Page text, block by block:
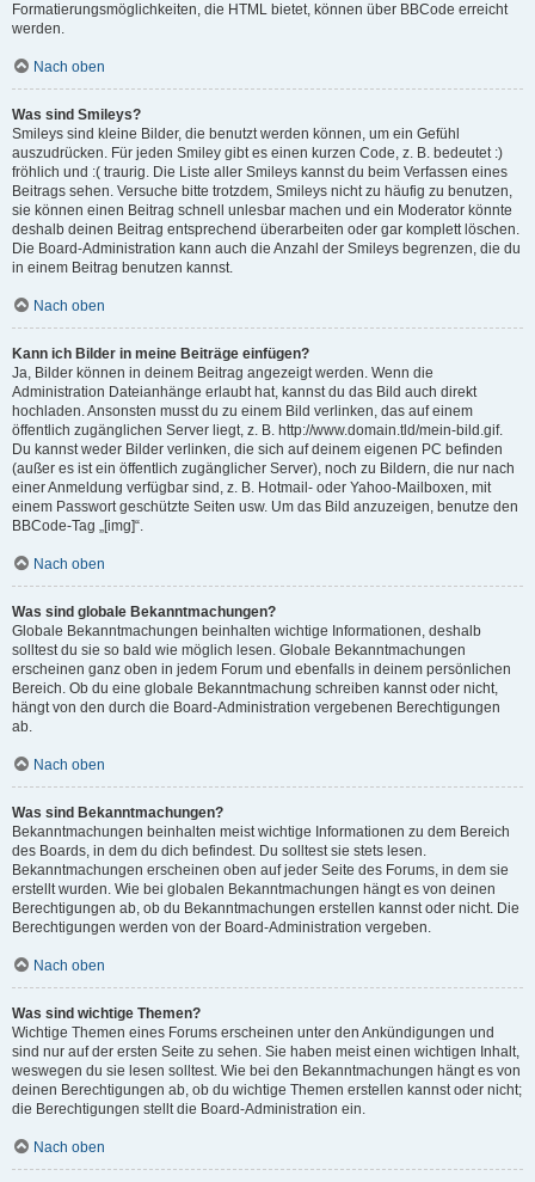
Formatierungsmöglichkeiten, die HTML bietet, können über BBCode erreicht
werden.
Nach oben
Was sind Smileys?
Smileys sind kleine Bilder, die benutzt werden können, um ein Gefühl
auszudrücken. Für jeden Smiley gibt es einen kurzen Code, z. B. bedeutet :)
fröhlich und :( traurig. Die Liste aller Smileys kannst du beim Verfassen eines
Beitrags sehen. Versuche bitte trotzdem, Smileys nicht zu häufig zu benutzen,
sie können einen Beitrag schnell unlesbar machen und ein Moderator könnte
deshalb deinen Beitrag entsprechend überarbeiten oder gar komplett löschen.
Die Board-Administration kann auch die Anzahl der Smileys begrenzen, die du
in einem Beitrag benutzen kannst.
Nach oben
Kann ich Bilder in meine Beiträge einfügen?
Ja, Bilder können in deinem Beitrag angezeigt werden. Wenn die
Administration Dateianhänge erlaubt hat, kannst du das Bild auch direkt
hochladen. Ansonsten musst du zu einem Bild verlinken, das auf einem
öffentlich zugänglichen Server liegt, z. B. http://www.domain.tld/mein-bild.gif.
Du kannst weder Bilder verlinken, die sich auf deinem eigenen PC befinden
(außer es ist ein öffentlich zugänglicher Server), noch zu Bildern, die nur nach
einer Anmeldung verfügbar sind, z. B. Hotmail- oder Yahoo-Mailboxen, mit
einem Passwort geschützte Seiten usw. Um das Bild anzuzeigen, benutze den
BBCode-Tag „[img]“.
Nach oben
Was sind globale Bekanntmachungen?
Globale Bekanntmachungen beinhalten wichtige Informationen, deshalb
solltest du sie so bald wie möglich lesen. Globale Bekanntmachungen
erscheinen ganz oben in jedem Forum und ebenfalls in deinem persönlichen
Bereich. Ob du eine globale Bekanntmachung schreiben kannst oder nicht,
hängt von den durch die Board-Administration vergebenen Berechtigungen
ab.
Nach oben
Was sind Bekanntmachungen?
Bekanntmachungen beinhalten meist wichtige Informationen zu dem Bereich
des Boards, in dem du dich befindest. Du solltest sie stets lesen.
Bekanntmachungen erscheinen oben auf jeder Seite des Forums, in dem sie
erstellt wurden. Wie bei globalen Bekanntmachungen hängt es von deinen
Berechtigungen ab, ob du Bekanntmachungen erstellen kannst oder nicht. Die
Berechtigungen werden von der Board-Administration vergeben.
Nach oben
Was sind wichtige Themen?
Wichtige Themen eines Forums erscheinen unter den Ankündigungen und
sind nur auf der ersten Seite zu sehen. Sie haben meist einen wichtigen Inhalt,
weswegen du sie lesen solltest. Wie bei den Bekanntmachungen hängt es von
deinen Berechtigungen ab, ob du wichtige Themen erstellen kannst oder nicht;
die Berechtigungen stellt die Board-Administration ein.
Nach oben